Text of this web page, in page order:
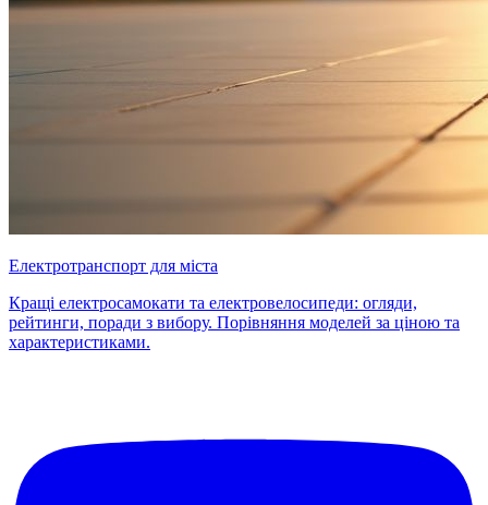
Електротранспорт для міста
Кращі електросамокати та електровелосипеди: огляди,
рейтинги, поради з вибору. Порівняння моделей за ціною та
характеристиками.